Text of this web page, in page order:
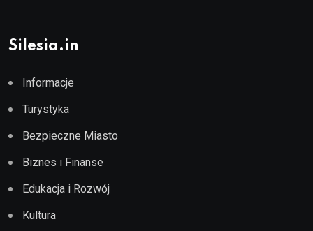
Silesia.in
Informacje
Turystyka
Bezpieczne Miasto
Biznes i Finanse
Edukacja i Rozwój
Kultura